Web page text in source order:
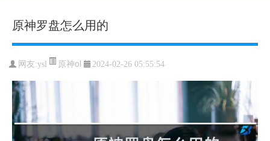
原神罗盘怎么用的
网友:ysl 原神ol 2024-02-26 05:55:54